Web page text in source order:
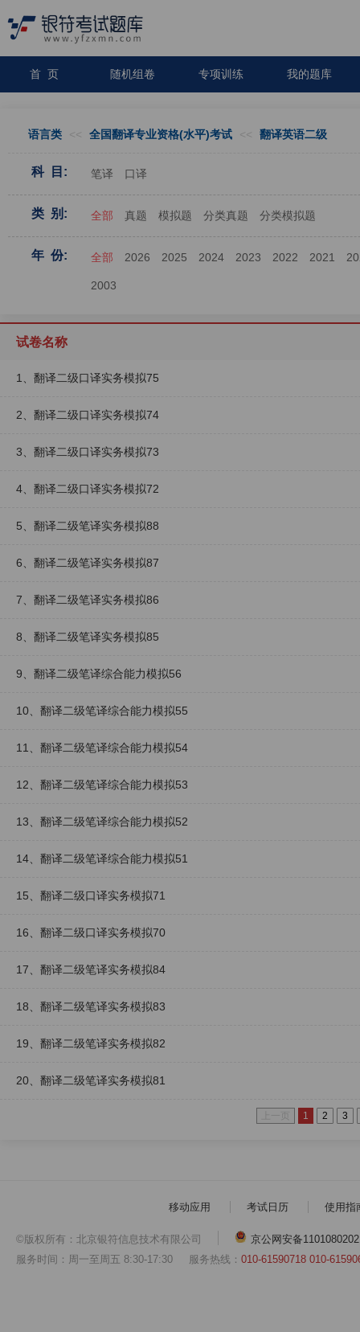
首 页 随机组卷 专项训练 我的题库
语言类 << 全国翻译专业资格(水平)考试 << 翻译英语二级
科 目: 笔译 口译
类 别: 全部 真题 模拟题 分类真题 分类模拟题
年 份: 全部 2026 2025 2024 2023 2022 2021
2003
试卷名称
1、翻译二级口译实务模拟75
2、翻译二级口译实务模拟74
3、翻译二级口译实务模拟73
4、翻译二级口译实务模拟72
5、翻译二级笔译实务模拟88
6、翻译二级笔译实务模拟87
7、翻译二级笔译实务模拟86
8、翻译二级笔译实务模拟85
9、翻译二级笔译综合能力模拟56
10、翻译二级笔译综合能力模拟55
11、翻译二级笔译综合能力模拟54
12、翻译二级笔译综合能力模拟53
13、翻译二级笔译综合能力模拟52
14、翻译二级笔译综合能力模拟51
15、翻译二级口译实务模拟71
16、翻译二级口译实务模拟70
17、翻译二级笔译实务模拟84
18、翻译二级笔译实务模拟83
19、翻译二级笔译实务模拟82
20、翻译二级笔译实务模拟81
1 2 3
移动应用 考试日历 使用指
©版权所有：北京银符信息技术有限公司
京公网安备
服务时间：周一至周五 8:30-17:30 服务热线： 010-61590718 010-